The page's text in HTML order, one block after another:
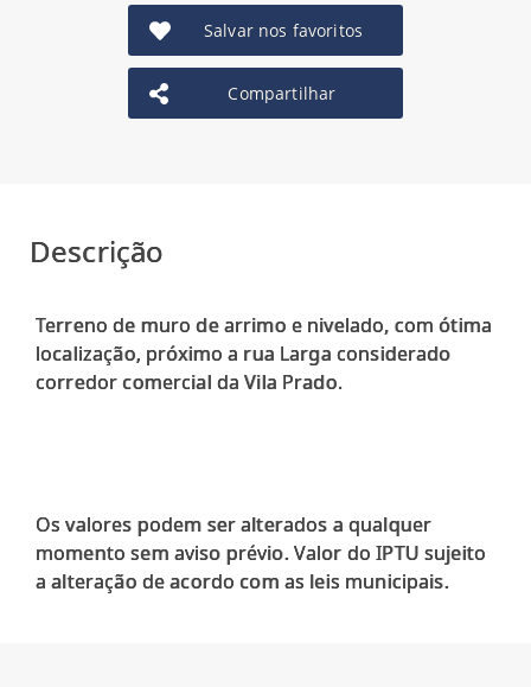
Salvar nos favoritos
Compartilhar
Descrição
Terreno de muro de arrimo e nivelado, com ótima
localização, próximo a rua Larga considerado
corredor comercial da Vila Prado.
Os valores podem ser alterados a qualquer
momento sem aviso prévio. Valor do IPTU sujeito
a alteração de acordo com as leis municipais.